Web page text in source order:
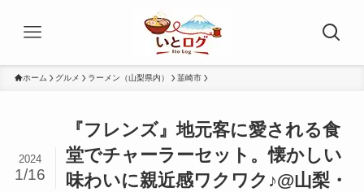
ホーム グルメ ラーメン（山梨県内） 韮崎市
『フレンズ』地元客に愛される食
堂でチャーラーセット。懐かしい
味わいに親近感ワクワク♪@山梨・
2024
1/16